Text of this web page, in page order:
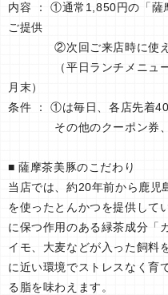
内容 ： ①通常1,850円の「薩
ご提供
②次回ご来店時に使える
（平日ランチメニュー以
月末）
条件 ： ①は毎日、各店先着
その他のクーポン券、
■ 薩摩茶美豚のこだわり
当店では、約20年前から鹿児
を使ったとんかつを提供して
に保つ作用のある緑茶成分「
イモ、大麦などが入った飼料
に近い環境でストレスなく育
る脂を味わえます。